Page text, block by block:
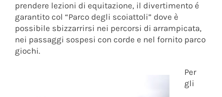
prendere lezioni di equitazione, il divertimento é
garantito col “Parco degli scoiattoli” dove è
possibile sbizzarrirsi nei percorsi di arrampicata,
nei passaggi sospesi con corde e nel fornito parco
giochi.
Per
gli